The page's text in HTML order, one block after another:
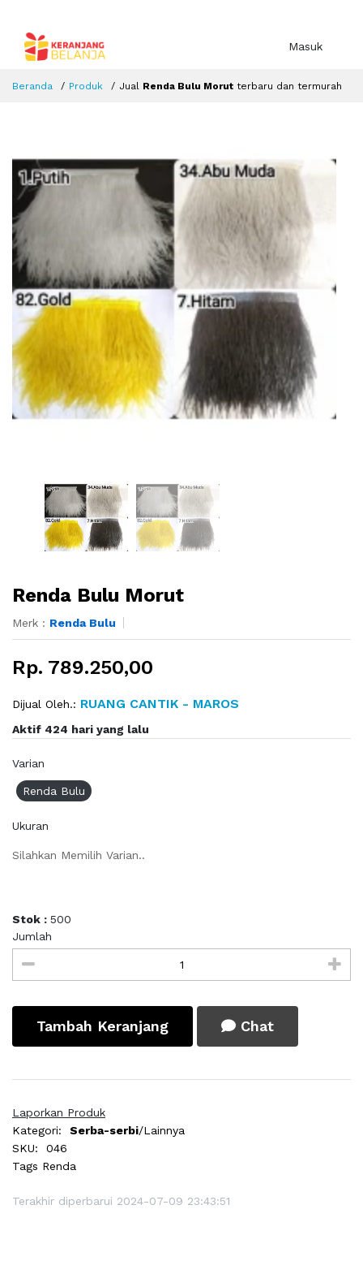
Masuk
Beranda Produk Jual Renda Bulu Morut terbaru dan termurah
Renda Bulu Morut
Merk : Renda Bulu
Rp. 789.250,00
Dijual Oleh.: RUANG CANTIK - MAROS
Aktif 424 hari yang lalu
Varian
Renda Bulu
Ukuran
Silahkan Memilih Varian..
Stok : 500
Jumlah
Tambah Keranjang Chat
Laporkan Produk
Kategori:
Serba-serbi/Lainnya
SKU:
046
Tags Renda
Terakhir diperbarui 2024-07-09 23:43:51